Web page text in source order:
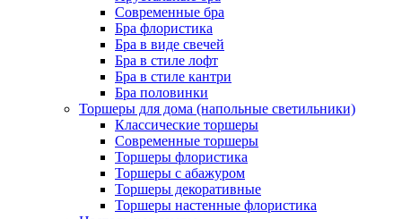
Современные бра
Бра флористика
Бра в виде свечей
Бра в стиле лофт
Бра в стиле кантри
Бра половинки
Торшеры для дома (напольные светильники)
Классические торшеры
Современные торшеры
Торшеры флористика
Торшеры с абажуром
Торшеры декоративные
Торшеры настенные флористика